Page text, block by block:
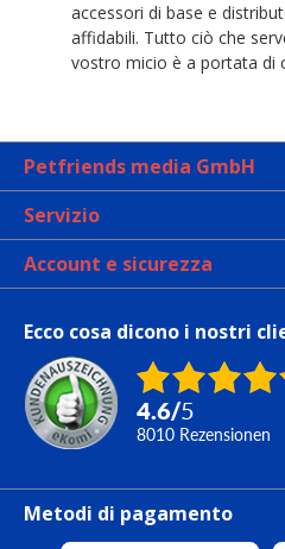
accessori di base e
affidabili. Tutto ciò che
vostro micio è a portata di
Petfriends media GmbH
Servizio
Account e sicurezza
Ecco cosa dicono i nostri
4.6/5
8010 Rezensionen
Metodi di pagamento